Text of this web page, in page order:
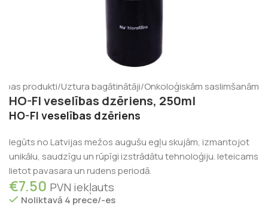
produkti/Uztura bagātinātāji/Onkoloģiskām saslimšanām
HO-FI veselības dzēriens, 250ml
HO-FI veselības dzēriens
Iegūts no Latvijas mežos augušu egļu skujām, izmantojot
unikālu, saudzīgu un rūpīgi izstrādātu tehnoloģiju. Ieteicams
lietot pavasara un rudens periodā.
€7.50 PVN iekļauts
Noliktavā 4 prece/-es